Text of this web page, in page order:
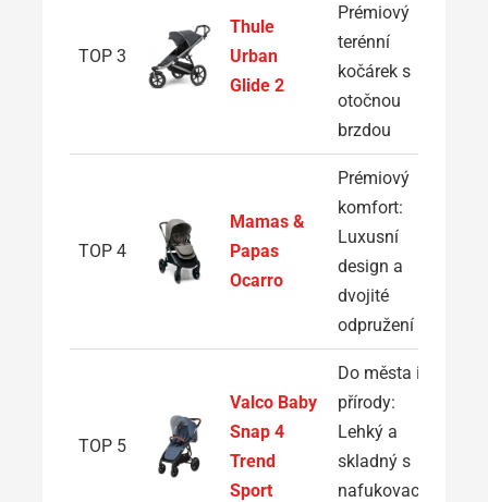
TOP 3
Thule
Urban
Glide 2
Prémiový
terénní
kočárek s
otočnou
brzdou
TOP 4
Mamas &
Papas
Ocarro
Prémiový
komfort:
Luxusní
design a
dvojité
odpružení
TOP 5
Valco Baby
Snap 4
Trend
Sport
Do města i
přírody:
Lehký a
skladný s
nafukovacími